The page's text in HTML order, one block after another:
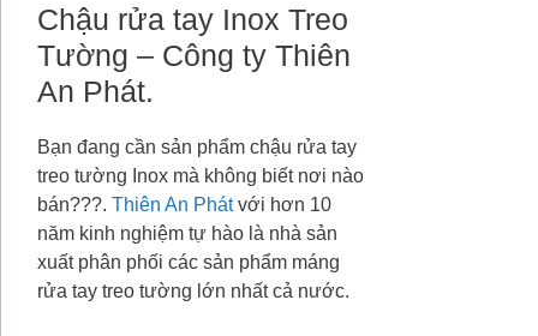
Chậu rửa tay Inox Treo
Tường – Công ty Thiên
An Phát.
Bạn đang cần sản phẩm chậu rửa tay
treo tường Inox mà không biết nơi nào
bán???. Thiên An Phátvới hơn 10
năm kinh nghiệm tự hào là nhà sản
xuất phân phối các sản phẩm máng
rửa tay treo tường lớn nhất cả nước.